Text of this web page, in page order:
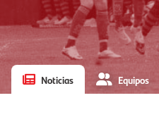
Noticias Equipos